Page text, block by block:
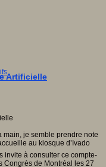
Artificielle
main, je semble prendre note
au kiosque d’Ivado
invite à consulter ce compte-
Congrès de Montréal les 27